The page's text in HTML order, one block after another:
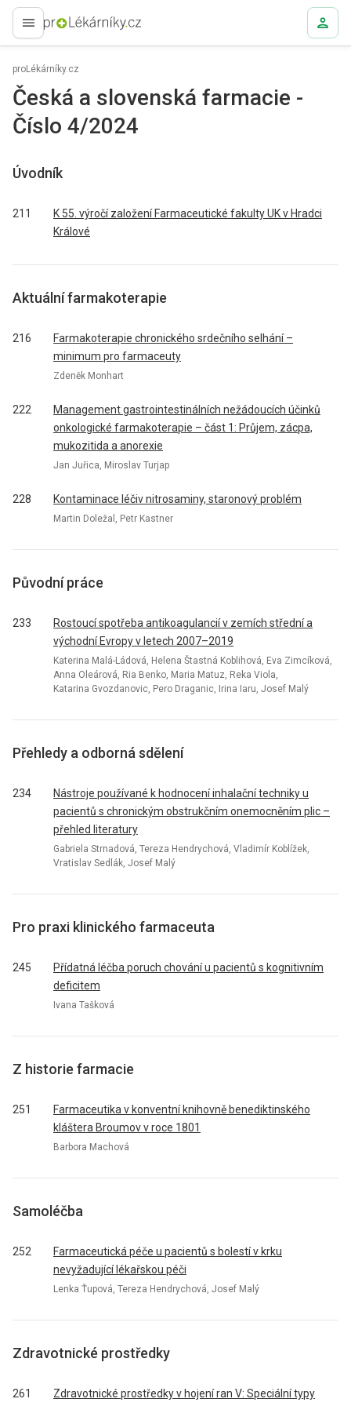
proLékaře.cz
proLékárníky.cz
Česká a slovenská farmacie -
Číslo 4/2024
Úvodník
211
K 55. výročí založení Farmaceutické fakulty UK v Hradci
Králové
Aktuální farmakoterapie
216
Farmakoterapie chronického srdečního selhání –
minimum pro farmaceuty
Zdeněk Monhart
222
Management gastrointestinálních nežádoucích účinků
onkologické farmakoterapie – část 1: Průjem, zácpa,
mukozitida a anorexie
Jan Juřica, Miroslav Turjap
228 Kontaminace léčiv nitrosaminy, staronový problém
Martin Doležal, Petr Kastner
Původní práce
233
Rostoucí spotřeba antikoagulancií v zemích střední a
východní Evropy v letech 2007–2019
Katerina Malá-Ládová, Helena Štastná Koblihová, Eva Zimcíková,
Anna Oleárová, Ria Benko, Maria Matuz, Reka Viola,
Katarina Gvozdanovic, Pero Draganic, Irina Iaru, Josef Malý
Přehledy a odborná sdělení
234
Nástroje používané k hodnocení inhalační techniky u
pacientů s chronickým obstrukčním onemocněním plic –
přehled literatury
Gabriela Strnadová, Tereza Hendrychová, Vladimír Koblížek,
Vratislav Sedlák, Josef Malý
Pro praxi klinického farmaceuta
245
Přídatná léčba poruch chování u pacientů s kognitivním
deficitem
Ivana Tašková
Z historie farmacie
251
Farmaceutika v konventní knihovně benediktinského
kláštera Broumov v roce 1801
Barbora Machová
Samoléčba
252
Farmaceutická péče u pacientů s bolestí v krku
nevyžadující lékařskou péči
Lenka Ťupová, Tereza Hendrychová, Josef Malý
Zdravotnické prostředky
261
Zdravotnické prostředky v hojení ran V: Speciální typy